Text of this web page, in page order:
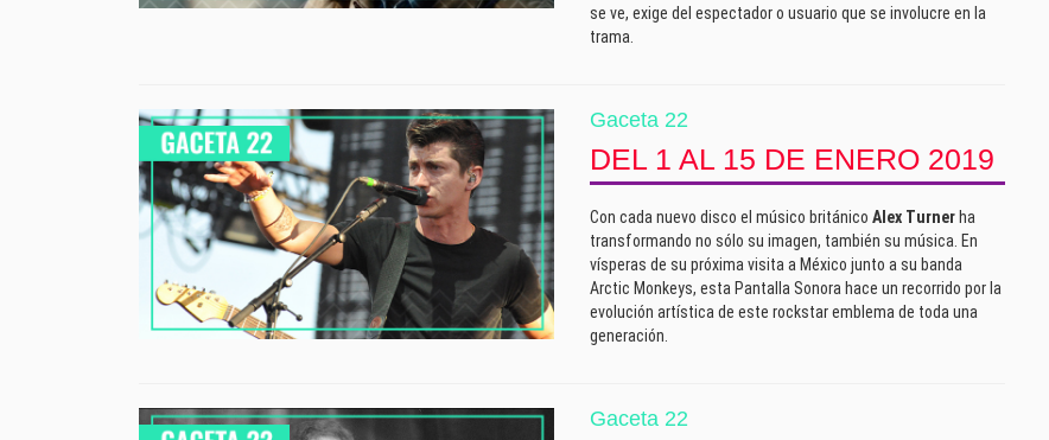
se ve, exige del espectador o usuario que se involucre en la
trama.
Gaceta 22
DEL 1 AL 15 DE ENERO 2019
Con cada nuevo disco el músico británico Alex Turner ha
transformando no sólo su imagen, también su música. En
vísperas de su próxima visita a México junto a su banda
Arctic Monkeys, esta Pantalla Sonora hace un recorrido por la
evolución artística de este rockstar emblema de toda una
generación.
Gaceta 22